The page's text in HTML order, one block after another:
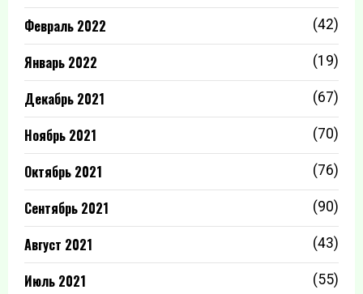
Февраль 2022 (42)
Январь 2022 (19)
Декабрь 2021 (67)
Ноябрь 2021 (70)
Октябрь 2021 (76)
Сентябрь 2021 (90)
Август 2021 (43)
Июль 2021 (55)